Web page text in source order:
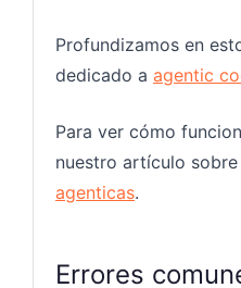
Profundizamos en
dedicado a agentic
Para ver cómo
nuestro artículo sobre
agenticas.
Errores